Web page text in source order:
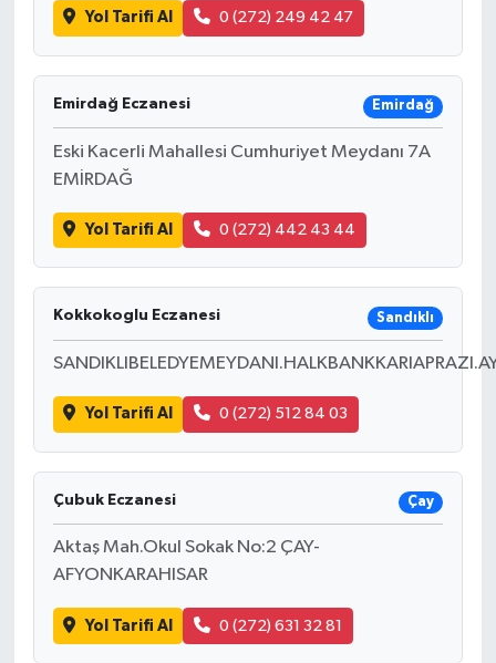
Yol Tarifi Al 0 (272) 249 42 47
Emirdağ Eczanesi Emirdağ
Eski Kacerli Mahallesi Cumhuriyet Meydanı 7A
EMİRDAĞ
Yol Tarifi Al 0 (272) 442 43 44
Kokkokoglu Eczanesi Sandıklı
Yol Tarifi Al 0 (272) 512 84 03
Çubuk Eczanesi Çay
Aktaş Mah.Okul Sokak No:2 ÇAY-
AFYONKARAHISAR
Yol Tarifi Al 0 (272) 631 32 81